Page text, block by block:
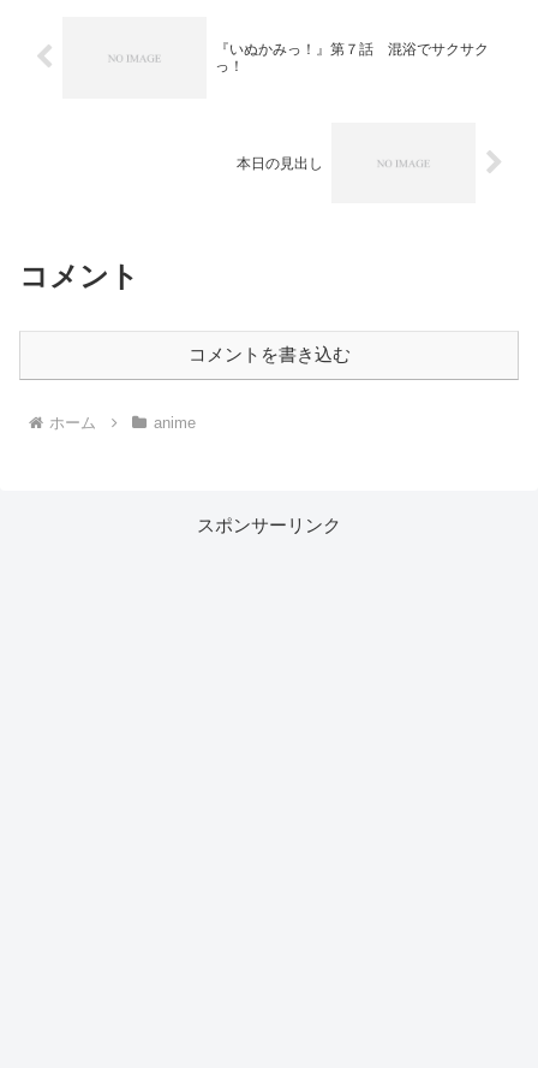
『いぬかみっ！』第７話 混浴でサクサク
っ！
本日の見出し
コメント
コメントを書き込む
ホーム anime
スポンサーリンク